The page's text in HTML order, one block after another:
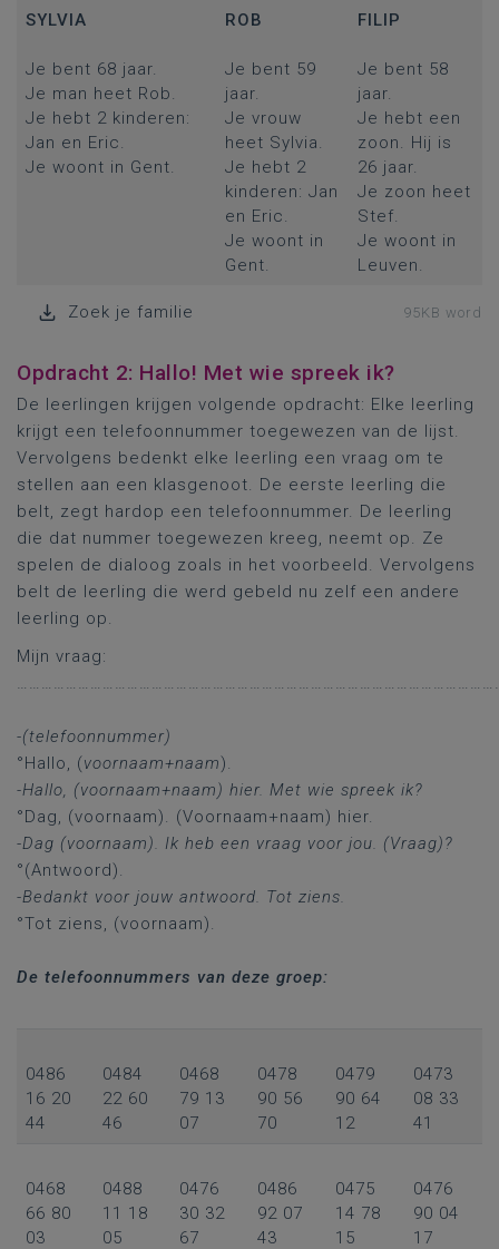
SYLVIA
Je bent 68 jaar.
Je man heet Rob.
Je hebt 2 kinderen:
Jan en Eric.
Je woont in Gent.
ROB
Je bent 59
jaar.
Je vrouw
heet Sylvia.
Je hebt 2
kinderen: Jan
en Eric.
Je woont in
Gent.
FILIP
Je bent 58
jaar.
Je hebt een
zoon. Hij is
26 jaar.
Je zoon heet
Stef.
Je woont in
Leuven.
Zoek je familie 95KB word
Opdracht 2: Hallo! Met wie spreek ik?
De leerlingen krijgen volgende opdracht: Elke leerling
krijgt een telefoonnummer toegewezen van de lijst.
Vervolgens bedenkt elke leerling een vraag om te
stellen aan een klasgenoot. De eerste leerling die
belt, zegt hardop een telefoonnummer. De leerling
die dat nummer toegewezen kreeg, neemt op. Ze
spelen de dialoog zoals in het voorbeeld. Vervolgens
belt de leerling die werd gebeld nu zelf een andere
leerling op.
Mijn vraag:
-(telefoonnummer)
°Hallo, (voornaam+naam).
-Hallo, (voornaam+naam) hier. Met wie spreek ik?
°Dag, (voornaam). (Voornaam+naam) hier.
-Dag (voornaam). Ik heb een vraag voor jou. (Vraag)?
°(Antwoord).
-Bedankt voor jouw antwoord. Tot ziens.
°Tot ziens, (voornaam).
De telefoonnummers van deze groep:
0486
16 20
44
0484
22 60
46
0468
79 13
07
0478
90 56
70
0479
90 64
12
0473
08 33
41
0468
66 80
03
0488
11 18
05
0476
30 32
67
0486
92 07
43
0475
14 78
15
0476
90 04
17